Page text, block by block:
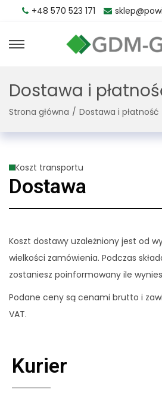
+48 570 523 171
Dostawa i
Strona główna / Dostawa i płatność
Koszt transportu
Dostawa
Koszt dostawy uzależniony jest od
wielkości zamówienia. Podczas
zostaniesz poinformowany ile
Podane ceny są cenami brutto i
VAT.
Kurier